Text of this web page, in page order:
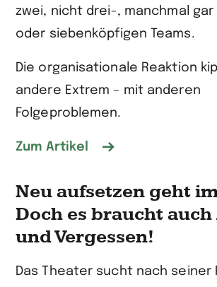
zwei, nicht drei-, manchmal
oder siebenköpfigen Teams.
Die organisationale Reaktion
andere Extrem – mit anderen
Folgeproblemen.
Zum Artikel
Neu aufsetzen geht
Doch es braucht
und Vergessen!
Das Theater sucht nach seiner